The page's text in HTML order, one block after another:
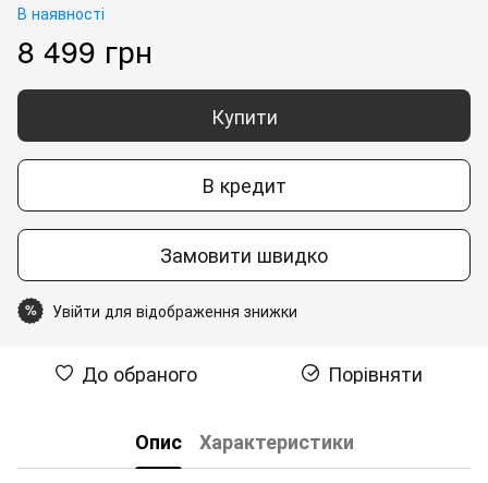
В наявності
8 499 грн
Купити
В кредит
Замовити швидко
% Увійти для відображення знижки
До обраного Порівняти
Опис Характеристики